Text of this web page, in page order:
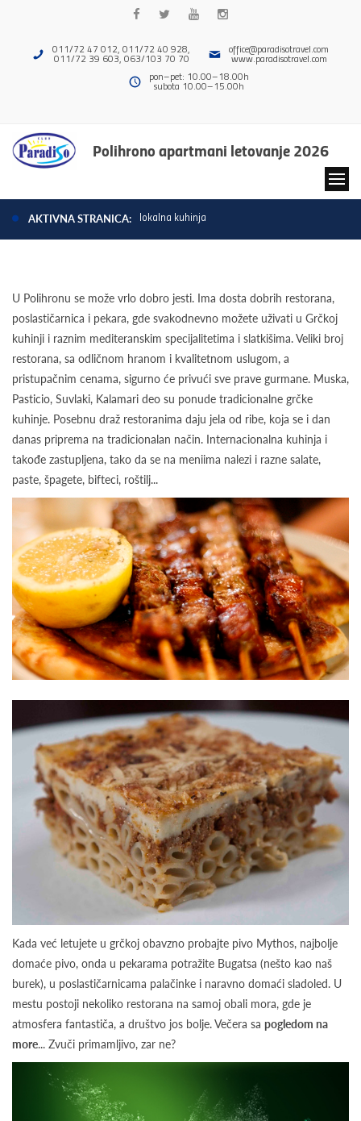
011/72 47 012, 011/72 40 928,
011/72 39 603, 063/103 70 70
office@paradisotravel.com
www.paradisotravel.com
pon–pet: 10.00–18.00h
subota 10.00–15.00h
Polihrono apartmani letovanje 2026
AKTIVNA STRANICA: lokalna kuhinja
U Polihronu se može vrlo dobro jesti. Ima dosta dobrih restorana,
poslastičarnica i pekara, gde svakodnevno možete uživati u Grčkoj
kuhinji i raznim mediteranskim specijalitetima i slatkišima. Veliki broj
restorana, sa odličnom hranom i kvalitetnom uslugom, a
pristupačnim cenama, sigurno će privući sve prave gurmane. Muska,
Pasticio, Suvlaki, Kalamari deo su ponude tradicionalne grčke
kuhinje. Posebnu draž restoranima daju jela od ribe, koja se i dan
danas priprema na tradicionalan način. Internacionalna kuhinja i
takođe zastupljena, tako da se na meniima nalezi i razne salate,
paste, špagete, bifteci, roštilj...
Kada već letujete u grčkoj obavzno probajte pivo Mythos, najbolje
domaće pivo, onda u pekarama potražite Bugatsa (nešto kao naš
burek), u poslastičarnicama palačinke i naravno domaći sladoled. U
mestu postoji nekoliko restorana na samoj obali mora, gde je
atmosfera fantastiča, a društvo jos bolje. Večera sa pogledom na
more... Zvuči primamljivo, zar ne?